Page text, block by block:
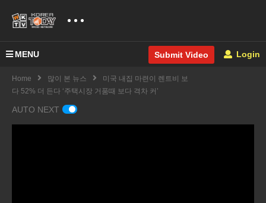
MENU Submit Video Login
Home 많이 본 뉴스
미국 내집 마련이 렌트비 보
다 52% 더 든다 ‘주택시장 거품때 보다 격차 커’
AUTO NEXT